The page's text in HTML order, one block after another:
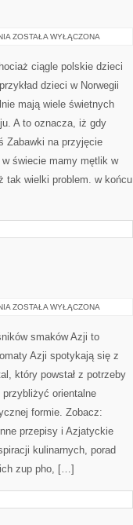
W
BYĆ
MĄDRZEJSZYM
ZOSTAŁA WYŁĄCZONA
ciągle polskie dzieci
dzieci w Norwegii
mają wiele świetnych
A to oznacza, iż gdy
Zabawki na przyjęcie
świecie mamy mętlik w
tak wielki problem. w końcu
KUCHNIA
ZOSTAŁA WYŁĄCZONA
smaków Azji to
Azji spotykają się z
który powstał z potrzeby
orientalne
formie. Zobacz:
przepisy i Azjatyckie
kulinarnych, porad
zup pho, […]